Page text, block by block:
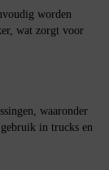
worden
wat zorgt voor
waaronder
in trucks en